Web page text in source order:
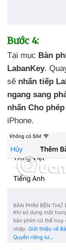
Bước 4:
Tại mục Bàn
LabanKey.
sẽ nhấn tiếp
ngang sang
nhấn Cho phép
iPhone.